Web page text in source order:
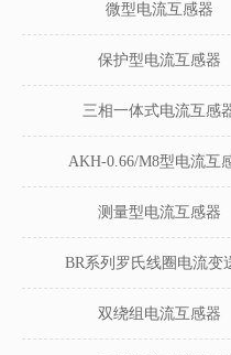
微型电流互感器
保护型电流互感器
三相一体式电流互感
AKH-0.66/M8型电流互
测量型电流互感器
BR系列罗氏线圈电流变
双绕组电流互感器